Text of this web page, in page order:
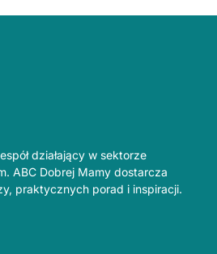
działający w sektorze
ABC Dobrej Mamy dostarcza
praktycznych porad i inspiracji.